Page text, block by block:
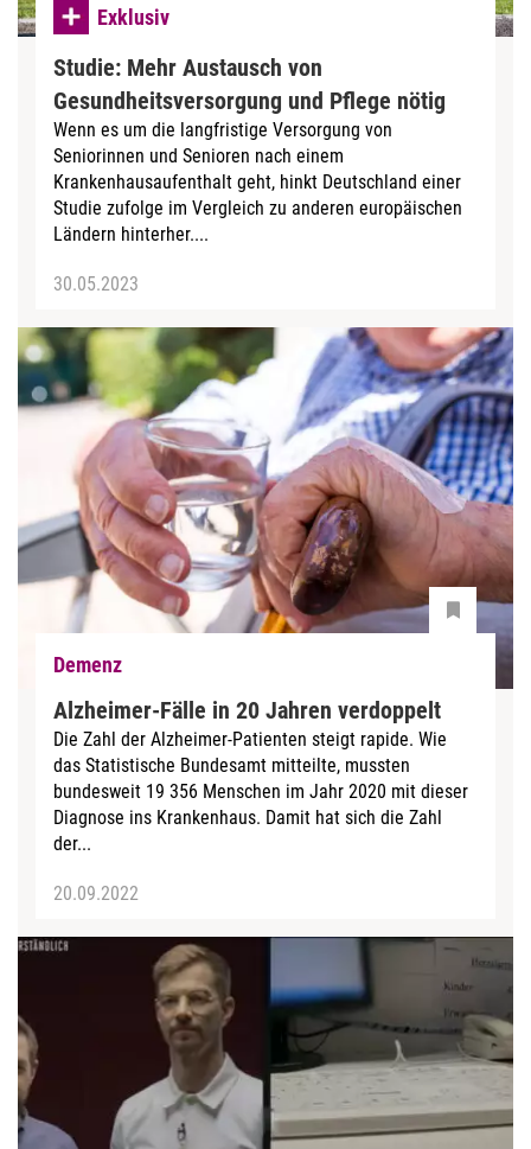
Exklusiv
Studie: Mehr Austausch von
Gesundheitsversorgung und Pflege nötig
Wenn es um die langfristige Versorgung von
Seniorinnen und Senioren nach einem
Krankenhausaufenthalt geht, hinkt Deutschland einer
Studie zufolge im Vergleich zu anderen europäischen
Ländern hinterher....
30.05.2023
Demenz
Alzheimer-Fälle in 20 Jahren verdoppelt
Die Zahl der Alzheimer-Patienten steigt rapide. Wie
das Statistische Bundesamt mitteilte, mussten
bundesweit 19 356 Menschen im Jahr 2020 mit dieser
Diagnose ins Krankenhaus. Damit hat sich die Zahl
der...
20.09.2022